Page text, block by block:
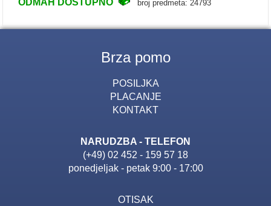
broj predmeta: 24793
Brza pomo
POSILJKA
PLACANJE
KONTAKT
NARUDZBA - TELEFON
(+49) 02 452 - 159 57 18
ponedjeljak - petak 9:00 - 17:00
OTISAK